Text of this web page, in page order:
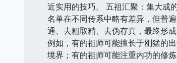
近实用的技巧。 五祖汇聚：集大成
名单在不同传系中略有差异，但普
通、去粗取精、去伪存真，最终形
例如，有的祖师可能擅长于刚猛的
境界；有的祖师可能注重内功的修